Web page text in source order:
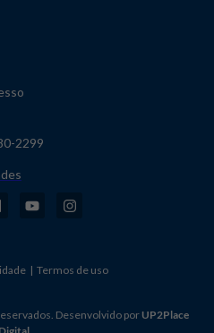
2299
| Termos de uso
Desenvolvido porUP2Place